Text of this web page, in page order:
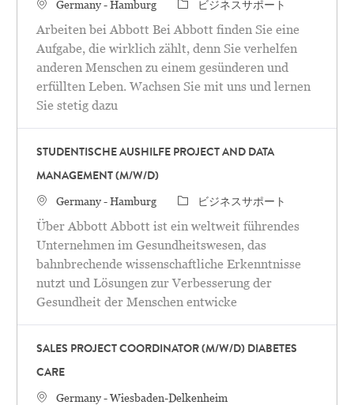
場所Germany - Hamburg カテゴリビジネスサポート
Arbeiten bei Abbott Bei Abbott finden Sie eine
Aufgabe, die wirklich zählt, denn Sie verhelfen
anderen Menschen zu einem gesünderen und
erfüllten Leben. Wachsen Sie mit uns und lernen
Sie stetig dazu
STUDENTISCHE AUSHILFE PROJECT AND DATA
MANAGEMENT (M/W/D)
場所Germany - Hamburg カテゴリビジネスサポート
Über Abbott Abbott ist ein weltweit führendes
Unternehmen im Gesundheitswesen, das
bahnbrechende wissenschaftliche Erkenntnisse
nutzt und Lösungen zur Verbesserung der
Gesundheit der Menschen entwicke
SALES PROJECT COORDINATOR (M/W/D) DIABETES
CARE
場所Germany - Wiesbaden-Delkenheim